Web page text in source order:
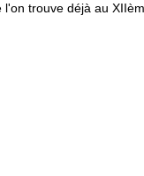
trouve déjà au